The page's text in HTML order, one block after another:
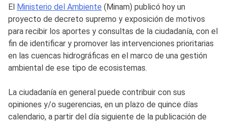
El Ministerio del Ambiente (Minam) publicó hoy un
proyecto de decreto supremo y exposición de motivos
para recibir los aportes y consultas de la ciudadanía, con el
fin de identificar y promover las intervenciones prioritarias
en las cuencas hidrográficas en el marco de una gestión
ambiental de ese tipo de ecosistemas.
La ciudadanía en general puede contribuir con sus
opiniones y/o sugerencias, en un plazo de quince días
calendario, a partir del día siguiente de la publicación de